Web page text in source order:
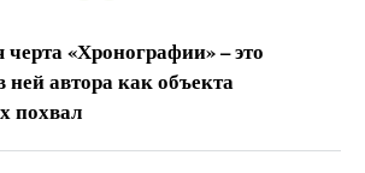
черта «Хронографии» – это
ней автора как объекта
похвал